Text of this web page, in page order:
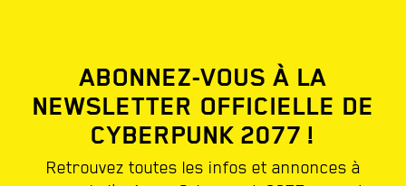
ABONNEZ-VOUS À LA
NEWSLETTER OFFICIELLE DE
CYBERPUNK 2077 !
Retrouvez toutes les infos et annonces à